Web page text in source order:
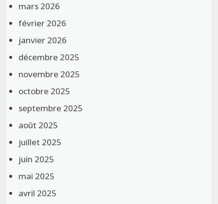
mars 2026
février 2026
janvier 2026
décembre 2025
novembre 2025
octobre 2025
septembre 2025
août 2025
juillet 2025
juin 2025
mai 2025
avril 2025